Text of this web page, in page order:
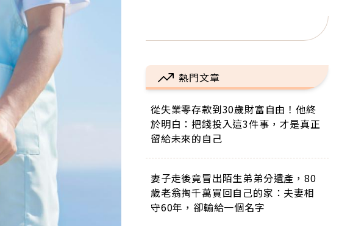
熱門文章
從失業零存款到30歲財富自由！他終
於明白：把錢投入這3件事，才是真正
留給未來的自己
妻子走後竟冒出陌生弟弟分遺產，80
歲老翁掏千萬買回自己的家：夫妻相
守60年，卻輸給一個名字